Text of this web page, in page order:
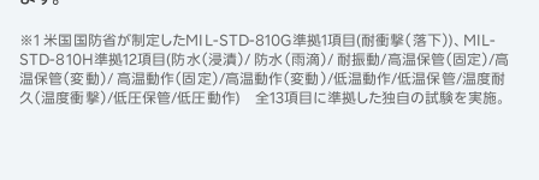
※1 米国国防省が制定したMIL-STD-810G準拠1項目(耐衝撃（落下）)、MIL-
STD-810H準拠12項目(防水（浸漬）/ 防水（雨滴）/ 耐振動/高温保管（固定）/高
温保管（変動）/ 高温動作（固定）/高温動作（変動）/低温動作/低温保管/温度耐
久（温度衝撃）/低圧保管/低圧動作) 全13項目に準拠した独自の試験を実施。